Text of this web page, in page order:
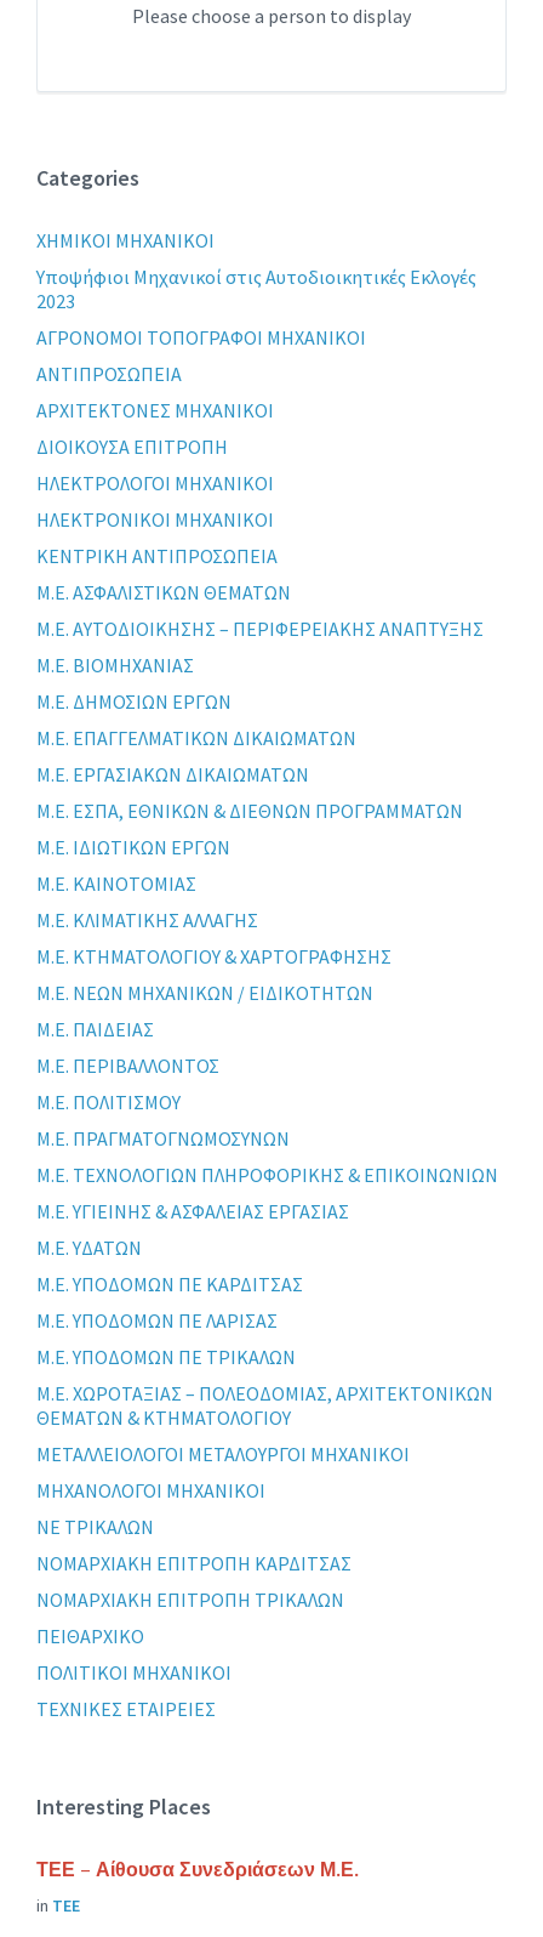
Please choose a person to display
Categories
XHMIKOI MHXANIKOI
Yποψήφιοι Μηχανικοί στις Αυτοδιοικητικές Εκλογές
2023
ΑΓΡΟΝΟΜΟΙ ΤΟΠΟΓΡΑΦΟΙ ΜΗΧΑΝΙΚΟΙ
ΑΝΤΙΠΡΟΣΩΠΕΙΑ
ΑΡΧΙΤΕΚΤΟΝΕΣ ΜΗΧΑΝΙΚΟΙ
ΔΙΟΙΚΟΥΣΑ ΕΠΙΤΡΟΠΗ
ΗΛΕΚΤΡΟΛΟΓΟΙ ΜΗΧΑΝΙΚΟΙ
ΗΛΕΚΤΡΟΝΙΚΟΙ ΜΗΧΑΝΙΚΟΙ
ΚΕΝΤΡΙΚΗ ΑΝΤΙΠΡΟΣΩΠΕΙΑ
Μ.Ε. ΑΣΦΑΛΙΣΤΙΚΩΝ ΘΕΜΑΤΩΝ
Μ.Ε. ΑΥΤΟΔΙΟΙΚΗΣΗΣ – ΠΕΡΙΦΕΡΕΙΑΚΗΣ ΑΝΑΠΤΥΞΗΣ
Μ.Ε. ΒΙΟΜΗΧΑΝΙΑΣ
Μ.Ε. ΔΗΜΟΣΙΩΝ ΕΡΓΩΝ
Μ.Ε. ΕΠΑΓΓΕΛΜΑΤΙΚΩΝ ΔΙΚΑΙΩΜΑΤΩΝ
Μ.Ε. ΕΡΓΑΣΙΑΚΩΝ ΔΙΚΑΙΩΜΑΤΩΝ
Μ.Ε. ΕΣΠΑ, ΕΘΝΙΚΩΝ & ΔΙΕΘΝΩΝ ΠΡΟΓΡΑΜΜΑΤΩΝ
Μ.Ε. ΙΔΙΩΤΙΚΩΝ ΕΡΓΩΝ
Μ.Ε. ΚΑΙΝΟΤΟΜΙΑΣ
Μ.Ε. ΚΛΙΜΑΤΙΚΗΣ ΑΛΛΑΓΗΣ
Μ.Ε. ΚΤΗΜΑΤΟΛΟΓΙΟΥ & ΧΑΡΤΟΓΡΑΦΗΣΗΣ
Μ.Ε. ΝΕΩΝ ΜΗΧΑΝΙΚΩΝ / ΕΙΔΙΚΟΤΗΤΩΝ
Μ.Ε. ΠΑΙΔΕΙΑΣ
Μ.Ε. ΠΕΡΙΒΑΛΛΟΝΤΟΣ
Μ.Ε. ΠΟΛΙΤΙΣΜΟΥ
Μ.Ε. ΠΡΑΓΜΑΤΟΓΝΩΜΟΣΥΝΩΝ
Μ.Ε. ΤΕΧΝΟΛΟΓΙΩΝ ΠΛΗΡΟΦΟΡΙΚΗΣ & ΕΠΙΚΟΙΝΩΝΙΩΝ
Μ.Ε. ΥΓΙΕΙΝΗΣ & ΑΣΦΑΛΕΙΑΣ ΕΡΓΑΣΙΑΣ
Μ.Ε. ΥΔΑΤΩΝ
Μ.Ε. ΥΠΟΔΟΜΩΝ ΠΕ ΚΑΡΔΙΤΣΑΣ
Μ.Ε. ΥΠΟΔΟΜΩΝ ΠΕ ΛΑΡΙΣΑΣ
Μ.Ε. ΥΠΟΔΟΜΩΝ ΠΕ ΤΡΙΚΑΛΩΝ
Μ.Ε. ΧΩΡΟΤΑΞΙΑΣ – ΠΟΛΕΟΔΟΜΙΑΣ, ΑΡΧΙΤΕΚΤΟΝΙΚΩΝ
ΘΕΜΑΤΩΝ & ΚΤΗΜΑΤΟΛΟΓΙΟΥ
ΜΕΤΑΛΛΕΙΟΛΟΓΟΙ ΜΕΤΑΛΟΥΡΓΟΙ ΜΗΧΑΝΙΚΟΙ
ΜΗΧΑΝΟΛΟΓΟΙ ΜΗΧΑΝΙΚΟΙ
ΝΕ ΤΡΙΚΑΛΩΝ
ΝΟΜΑΡΧΙΑΚΗ ΕΠΙΤΡΟΠΗ ΚΑΡΔΙΤΣΑΣ
ΝΟΜΑΡΧΙΑΚΗ ΕΠΙΤΡΟΠΗ ΤΡΙΚΑΛΩΝ
ΠΕΙΘΑΡΧΙΚΟ
ΠΟΛΙΤΙΚΟΙ ΜΗΧΑΝΙΚΟΙ
ΤΕΧΝΙΚΕΣ ΕΤΑΙΡΕΙΕΣ
Interesting Places
ΤΕΕ – Αίθουσα Συνεδριάσεων Μ.Ε.
in ΤΕΕ